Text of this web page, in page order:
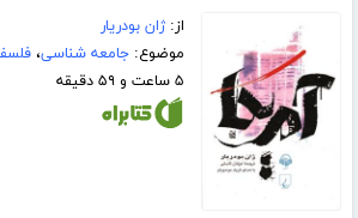
از:ژان بودریار
موضوع:جامعه شناسی،
۵ ساعت و ۵۹ دقیقه